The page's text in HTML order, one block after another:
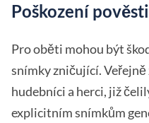
Poškození
Pro oběti mohou být
snímky zničující.
hudebníci a herci, již
explicitním snímkům